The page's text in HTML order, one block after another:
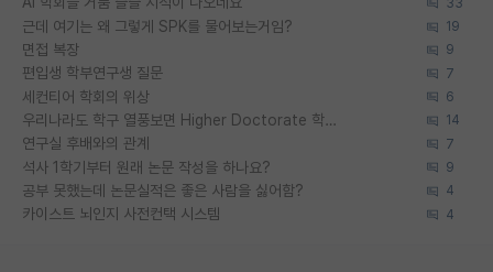
근데 여기는 왜 그렇게 SPK를 물어보는거임? 19
면접 복장 9
편입생 학부연구생 질문 7
세컨티어 학회의 위상 6
우리나라도 학구 열풍보면 Higher Doctorate 학위가 필요하다고 봅니다. 14
연구실 후배와의 관계 7
석사 1학기부터 원래 논문 작성을 하나요? 9
공부 못했는데 논문실적은 좋은 사람을 싫어함? 4
카이스트 뇌인지 사전컨택 시스템 4